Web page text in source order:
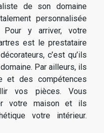
de son domaine
personnalisée
y arriver, votre
est le prestataire
c’est qu’ils
Par ailleurs, ils
et des compétences
vos pièces. Vous
votre maison et ils
votre intérieur.